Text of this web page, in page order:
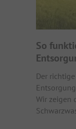
So
Der
Wir zeigen